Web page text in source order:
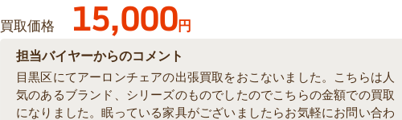
買取価格 15,000円
担当バイヤーからのコメント
目黒区にてアーロンチェアの出張買取をおこないました。こちらは人
気のあるブランド、シリーズのものでしたのでこちらの金額での買取
になりました。眠っている家具がございましたらお気軽にお問い合わ